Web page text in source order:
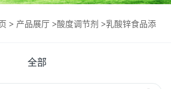
> 产品展厅 >酸度调节剂 >乳酸锌食品添
全部